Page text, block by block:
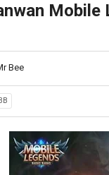
Mobile
Bee